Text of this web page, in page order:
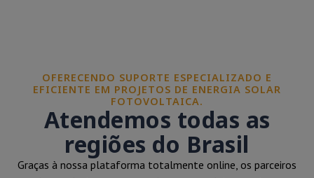
OFERECENDO SUPORTE ESPECIALIZADO E
EFICIENTE EM PROJETOS DE ENERGIA SOLAR
FOTOVOLTAICA.
Atendemos todas as
regiões do Brasil
Graças à nossa plataforma totalmente online, os parceiros